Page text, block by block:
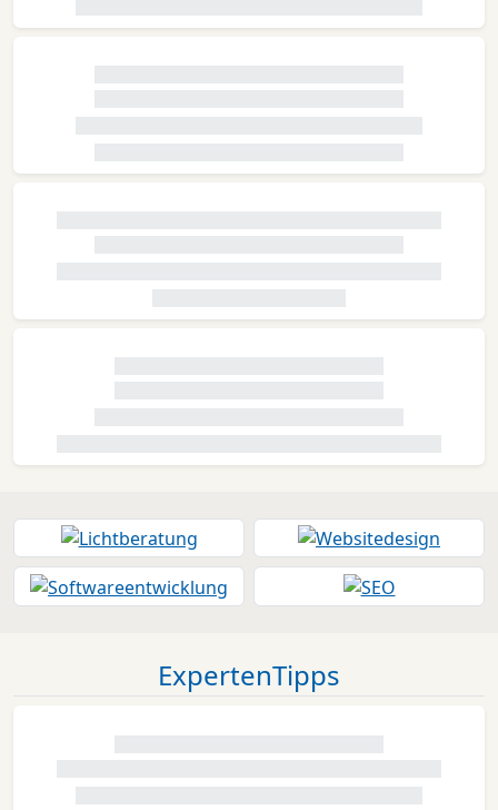
ExpertenTipps